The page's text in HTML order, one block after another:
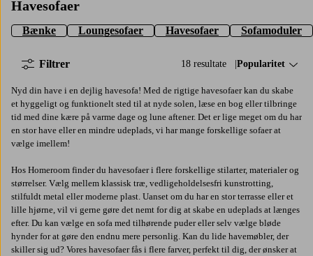
Havesofaer
Bænke Loungesofaer Havesofaer Sofamoduler
18 resultate Sorter efter:
Popularitet
Filtrer
Nyd din have i en dejlig havesofa! Med de rigtige havesofaer kan du skabe
et hyggeligt og funktionelt sted til at nyde solen, læse en bog eller tilbringe
tid med dine kære på varme dage og lune aftener. Det er lige meget om du har
en stor have eller en mindre udeplads, vi har mange forskellige sofaer at
vælge imellem!
Hos Homeroom finder du havesofaer i flere forskellige stilarter, materialer og
størrelser. Vælg mellem klassisk træ, vedligeholdelsesfri kunstrotting,
stilfuldt metal eller moderne plast. Uanset om du har en stor terrasse eller et
lille hjørne, vil vi gerne gøre det nemt for dig at skabe en udeplads at længes
efter. Du kan vælge en sofa med tilhørende puder eller selv vælge bløde
hynder for at gøre den endnu mere personlig. Kan du lide havemøbler, der
skiller sig ud? Vores havesofaer fås i flere farver, perfekt til dig, der ønsker at